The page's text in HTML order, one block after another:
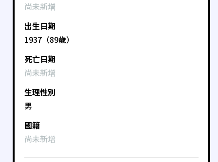
尚未新增
出生日期
1937（89歲）
死亡日期
尚未新增
生理性別
男
國籍
尚未新增